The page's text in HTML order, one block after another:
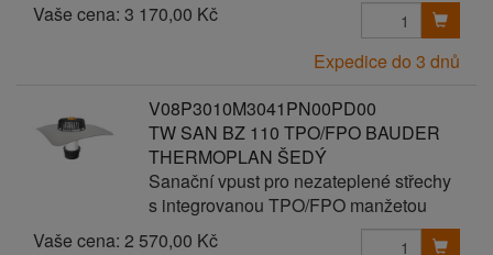
Vaše cena: 3 170,00 Kč
Expedice do 3 dnů
V08P3010M3041PN00PD00
TW SAN BZ 110 TPO/FPO BAUDER
THERMOPLAN ŠEDÝ
Sanační vpust pro nezateplené střechy
s integrovanou TPO/FPO manžetou
Vaše cena: 2 570,00 Kč